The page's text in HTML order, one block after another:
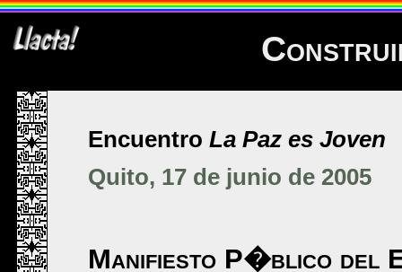
Encuentro La Paz es Joven
Quito, 17 de junio de 2005
Manifiesto P�blico del